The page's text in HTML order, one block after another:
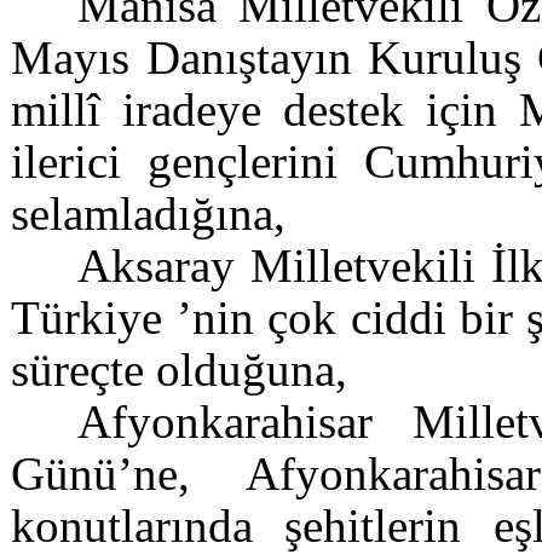
Mayıs Danıştayın
millî iradeye destek için
ilerici gençlerini
selamladığına,
Aksaray Milletvekili
Türkiye ’nin çok ciddi bir
süreçte olduğuna,
Afyonkarahisar
Günü’ne,
konutlarında şehitlerin